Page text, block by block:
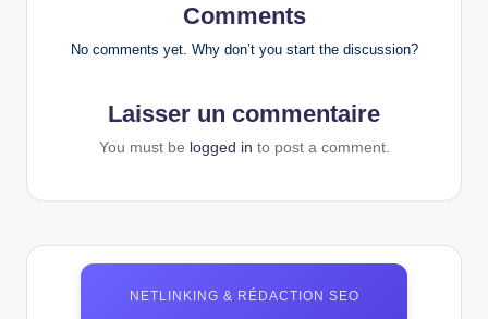
Comments
No comments yet. Why don’t you start the discussion?
Laisser un commentaire
You must be logged in to post a comment.
NETLINKING & RÉDACTION SEO